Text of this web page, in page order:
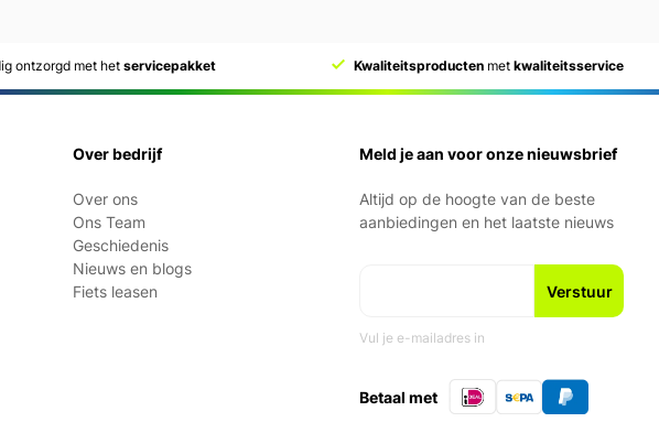
ontzorgd met het servicepakket Kwaliteitsproducten met kwaliteitsservice
Over bedrijf
Over ons
Ons Team
Geschiedenis
Nieuws en blogs
Fiets leasen
Meld je aan voor onze nieuwsbrief
Altijd op de hoogte van de beste
aanbiedingen en het laatste nieuws
Vul je e-mailadres in
Betaal met